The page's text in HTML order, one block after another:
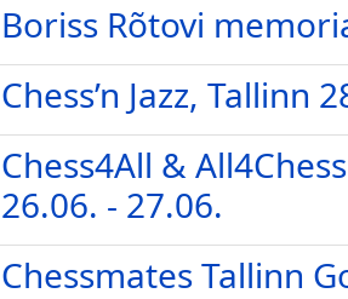
Boriss Rõtovi
Chess’n Jazz, Tallinn
Chess4All &
26.06. - 27.06.
Chessmates Tallinn